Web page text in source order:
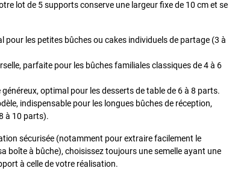
lot de 5 supports conserve une largeur fixe de 10 cm et se
pour les petites bûches ou cakes individuels de partage (3 à
parfaite pour les bûches familiales classiques de 4 à 6
optimal pour les desserts de table de 6 à 8 parts.
indispensable pour les longues bûches de réception,
à 10 parts).
sécurisée (notamment pour extraire facilement le
boîte à bûche), choisissez toujours une semelle ayant une
à celle de votre réalisation.